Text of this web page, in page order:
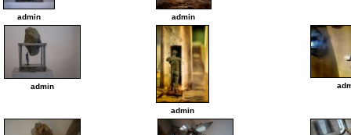
admin admin
admin
admin